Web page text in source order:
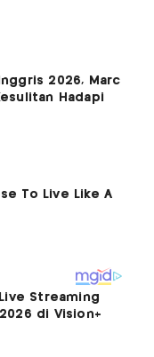
2026, Marc
Hadapi
Streaming
di Vision+